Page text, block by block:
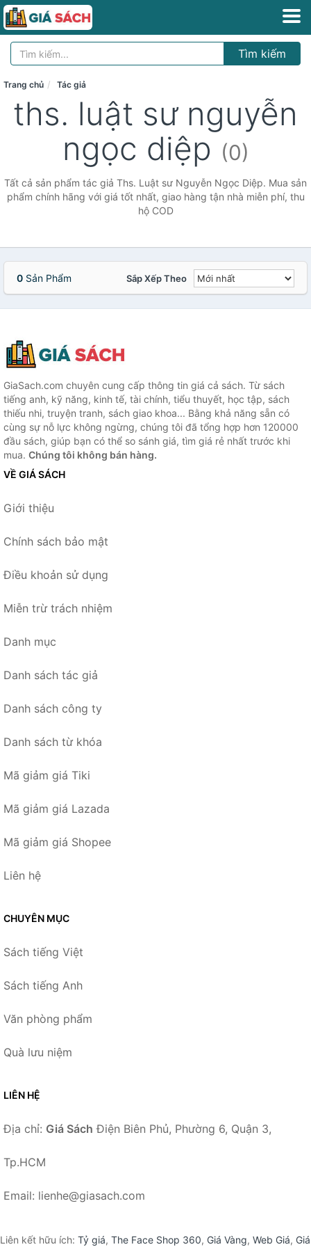
Tìm kiếm
Trang chủ Tác giả
ths. luật sư nguyễn
ngọc diệp (0)
Tất cả sản phẩm tác giả Ths. Luật sư Nguyễn Ngọc Diệp. Mua sản
phẩm chính hãng với giá tốt nhất, giao hàng tận nhà miễn phí, thu
hộ COD
0 Sản Phẩm Sắp Xếp Theo
GiaSach.com chuyên cung cấp thông tin giá cả sách. Từ sách
tiếng anh, kỹ năng, kinh tế, tài chính, tiểu thuyết, học tập, sách
thiếu nhi, truyện tranh, sách giao khoa... Bằng khả năng sẵn có
cùng sự nỗ lực không ngừng, chúng tôi đã tổng hợp hơn 120000
đầu sách, giúp bạn có thể so sánh giá, tìm giá rẻ nhất trước khi
mua. Chúng tôi không bán hàng.
VỀ GIÁ SÁCH
Giới thiệu
Chính sách bảo mật
Điều khoản sử dụng
Miễn trừ trách nhiệm
Danh mục
Danh sách tác giả
Danh sách công ty
Danh sách từ khóa
Mã giảm giá Tiki
Mã giảm giá Lazada
Mã giảm giá Shopee
Liên hệ
CHUYÊN MỤC
Sách tiếng Việt
Sách tiếng Anh
Văn phòng phẩm
Quà lưu niệm
LIÊN HỆ
Địa chỉ: Giá Sách Điện Biên Phủ, Phường 6, Quận 3,
Tp.HCM
Email: lienhe@giasach.com
Liên kết hữu ích: Tỷ giá, The Face Shop 360, Giá Vàng, Web Giá, Giá